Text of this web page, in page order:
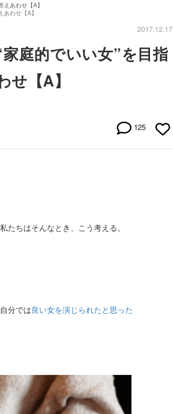
えあわせ【A】
わせ【A】
2017.12.17
庭的でいい女”を目指
【A】
125
ちはそんなとき、こう考える。
分では良い女を演じられたと思った